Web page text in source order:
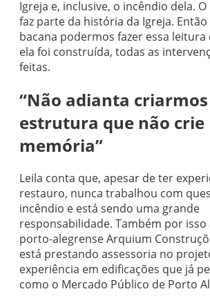
Igreja e, inclusive, o incêndio dela.
faz parte da história da Igreja.
bacana podermos fazer essa
ela foi construída, todas as
feitas.
“Não adianta
estrutura que não crie
memória”
Leila conta que, apesar de ter
restauro, nunca trabalhou com
incêndio e está sendo uma grande
responsabilidade. Também por isso
porto-alegrense Arquium
está prestando assessoria no
experiência em edificações que já
como o Mercado Público de Porto